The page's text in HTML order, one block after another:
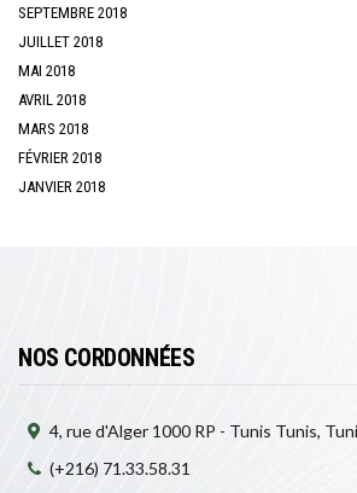
SEPTEMBRE 2018
JUILLET 2018
MAI 2018
AVRIL 2018
MARS 2018
FÉVRIER 2018
JANVIER 2018
NOS CORDONNÉES
4, rue d'Alger 1000 RP - Tunis Tunis,
(+216) 71.33.58.31